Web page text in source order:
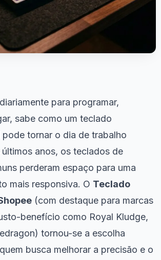
para programar,
sabe como um teclado
tornar o dia de trabalho
anos, os teclados de
perderam espaço para uma
mais responsiva. O Teclado
(com destaque para marcas
benefício como Royal Kludge,
tornou-se a escolha
busca melhorar a precisão e o